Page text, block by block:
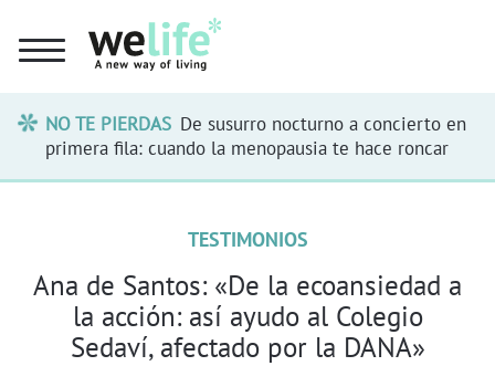
NO TE PIERDAS De susurro nocturno a concierto en
primera fila: cuando la menopausia te hace roncar
TESTIMONIOS
Ana de Santos: «De la ecoansiedad a
la acción: así ayudo al Colegio
Sedaví, afectado por la DANA»